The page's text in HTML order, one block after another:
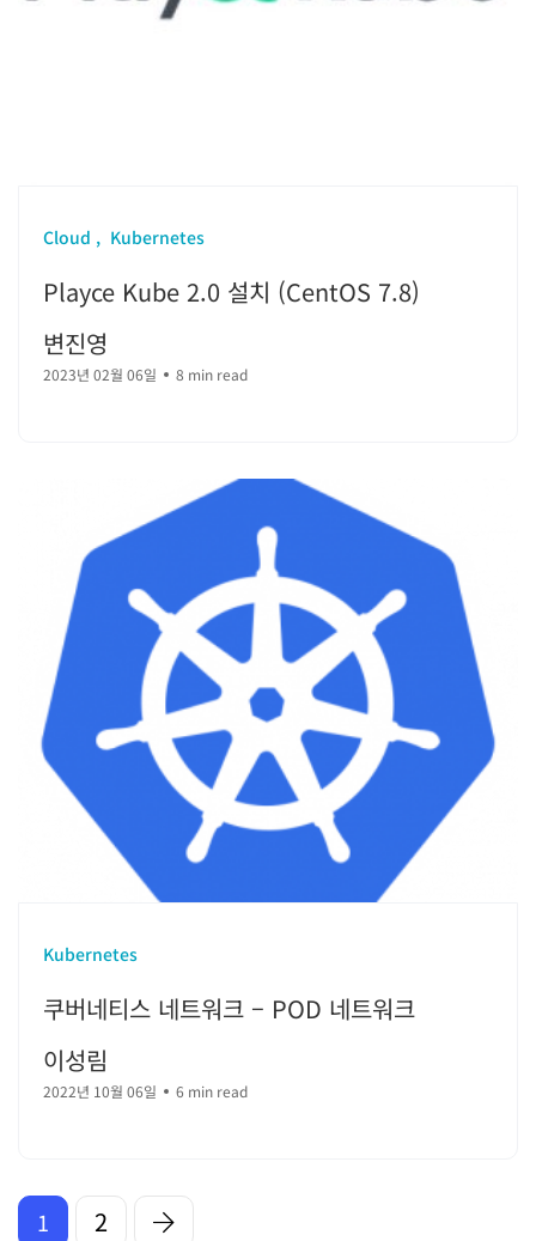
Cloud Kubernetes
Playce Kube 2.0 설치 (CentOS 7.8)
변진영
2023년 02월 06일 8 min read
Kubernetes
쿠버네티스 네트워크 – POD 네트워크
이성림
2022년 10월 06일 6 min read
1 2